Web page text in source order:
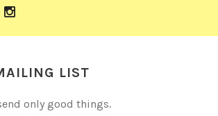
LIST
only good things.